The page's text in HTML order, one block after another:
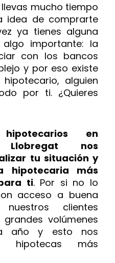
llevas mucho tiempo
idea de comprarte
ya tienes alguna
importante: la
con los bancos
y por eso existe
alguien
por ti. ¿Quieres
en
nos
tu situación y
hipotecaria más
ti. Por si no lo
acceso a buena
clientes
volúmenes
año y esto nos
hipotecas más